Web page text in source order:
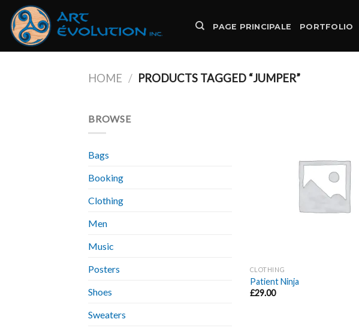
content
PAGE PRINCIPALE PORTFOLIO
HOME / PRODUCTS TAGGED “JUMPER”
BROWSE
Bags
Booking
Clothing
Men
Music
Posters
Shoes
Sweaters
CLOTHING
Patient Ninja
£29.00